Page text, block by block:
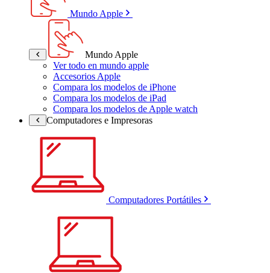
Mundo Apple
Mundo Apple
Ver todo en mundo apple
Accesorios Apple
Compara los modelos de iPhone
Compara los modelos de iPad
Compara los modelos de Apple watch
Computadores e Impresoras
Computadores Portátiles